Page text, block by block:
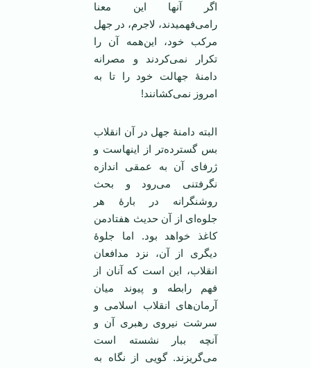
اگر آنها این معنا
رامی‌فهمیدند، لاجرم، در جهل
مرکب خود، این‌همه آن را
تکرار نمی‌کردند و مصرانه
دامنۀ جهالت خود را تا به
امروز نمی‌کشانند!
البته دامنۀ جهل در آن انقلاب
بس گسترده‌تر از اینهاست و
ژرفای آن به عمقی اندازه‌
نگرفتنی می‌رود و بحث
روشنگرانه در بارۀ هر
جلوه‌ای از آن حدیث هفتادمن
کاغذ خواهد بود. اما جلوۀ
دیگری از آن، نزد مدافعان
انقلاب، این‌ است که آنان از
فهم رابطه و پیوند میان
آرمان‌های انقلاب اسلامی و
سرشت نیروی رهبری آن و
آنچه ببار نشسته است
می‌گریزند. گویی از نگاه به